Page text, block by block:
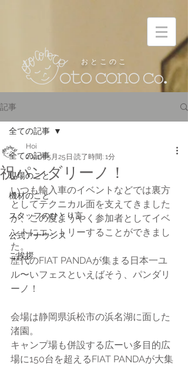
お と こ の こ
記事
全ての記事
現場のこと
機材のこと
スタッフのひとり言
公式アナウンス
ご挨拶
全ての記事
祝パンダリーノ！
Hoi
2021年5月25日 読了時間: 1分
いつも輸入車のイベントなどでは裏方
としてテクニカル面を支えてきました
が、この度ようやく参加者としてイベ
ントにエントリーすることができまし
た。
歴代のFIAT PANDAが集まる日本一ユ
ル〜いフェスといえばそう、パンダリ
ーノ！
会場は静岡県浜松市の浜名湖に面した
渚園。
キャンプ場も併設する広ーい多目的広
場に150台を超えるFIAT PANDAが大集